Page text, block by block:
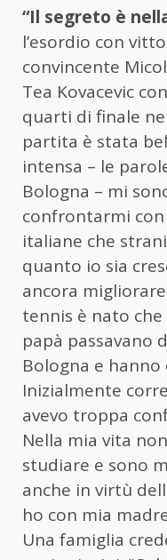
“Il segreto è
l’esordio con
convincente
Tea Kovacevic
quarti di finale
partita è stata
intensa – le
Bologna – mi
confrontarmi
italiane che
quanto io sia
ancora
tennis è nato che
papà passavano
Bologna e
Inizialmente
avevo troppa
Nella mia vita
studiare e sono
anche in virtù
ho con mia
Una famiglia